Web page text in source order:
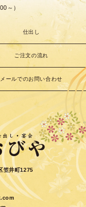
～）
仕出し
ご注文の流れ
メールでのお問い合わせ
笠井町1275